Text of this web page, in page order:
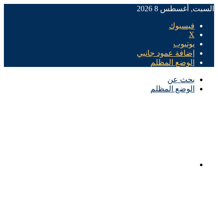
السبت, أغسطس 8 2026
فيسبوك
X
يوتيوب
إضافة عمود جانبي
الوضع المظلم
بحث عن
الوضع المظلم